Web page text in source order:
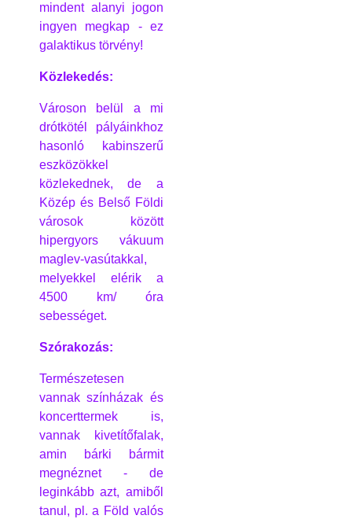
mindent alanyi jogon
ingyen megkap - ez
galaktikus törvény!
Közlekedés:
Városon belül a mi
drótkötél pályáinkhoz
hasonló kabinszerű
eszközökkel
közlekednek, de a
Közép és Belső Földi
városok között
hipergyors vákuum
maglev-vasútakkal,
melyekkel elérik a
4500 km/ óra
sebességet.
Szórakozás:
Természetesen
vannak színházak és
koncerttermek is,
vannak kivetítőfalak,
amin bárki bármit
megnéznet - de
leginkább azt, amiből
tanul, pl. a Föld valós